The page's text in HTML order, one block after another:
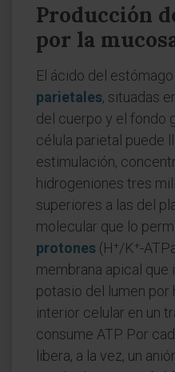
Producción
por la
El ácido del
parietales, situadas
del cuerpo y el fondo
célula parietal puede
estimulación,
hidrogeniones tres
superiores a las del
molecular que lo
protones (H⁺/K⁺-
membrana apical que
potasio del lumen por
interior celular en un
consume ATP. Por
libera, a la vez, un